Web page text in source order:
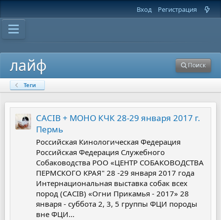
Вход Регистрация
лайф Поиск
Теги
CACIB + МОНО КЧК 28-29 января 2017 г.
Пермь
Российская Кинологическая Федерация
Российская Федерация Служебного
Собаководства РОО «ЦЕНТР СОБАКОВОДСТВА
ПЕРМСКОГО КРАЯ" 28 -29 января 2017 года
Интернациональная выставка собак всех
пород (CACIB) «Огни Прикамья - 2017» 28
января - суббота 2, 3, 5 группы ФЦИ породы
вне ФЦИ...